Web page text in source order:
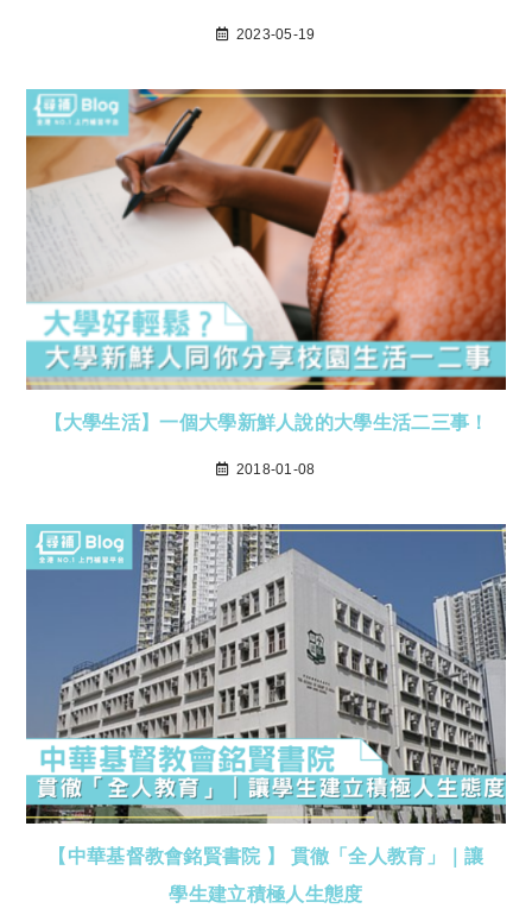
2023-05-19
【大學生活】一個大學新鮮人說的大學生活二三事！
2018-01-08
【中華基督教會銘賢書院 】 貫徹「全人教育」｜讓
學生建立積極人生態度